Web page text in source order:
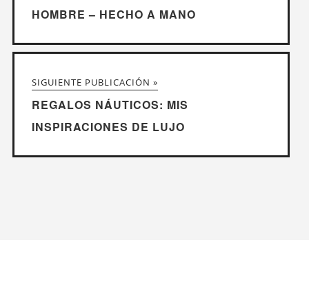
HOMBRE – HECHO A MANO
SIGUIENTE PUBLICACIÓN »
REGALOS NÁUTICOS: MIS
INSPIRACIONES DE LUJO